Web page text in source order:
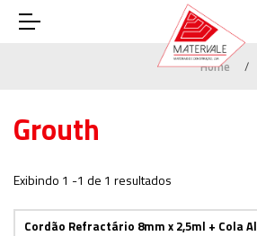
Home
Grouth
Exibindo 1 -1 de 1 resultados
Cordão Refractário 8mm x 2,5ml + Cola